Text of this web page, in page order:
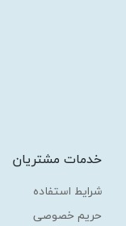
خدمات مشتریان
شرایط استفاده
حریم خصوصی